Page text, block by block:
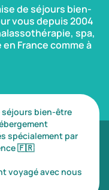
de séjours bien-
vous depuis 2004
spa,
France comme à
séjours bien-être
spécialement par
🇫🇷
voyagé avec nous